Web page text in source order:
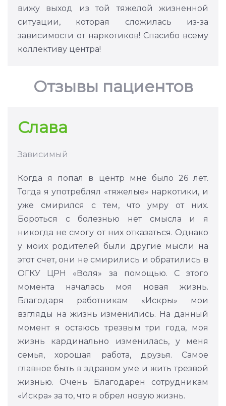
вижу выход из той тяжелой жизненной
ситуации, которая сложилась из-за
зависимости от наркотиков! Спасибо всему
коллективу центра!
Отзывы пациентов
Слава
Зависимый
Когда я попал в центр мне было 26 лет.
Тогда я употреблял «тяжелые» наркотики, и
уже смирился с тем, что умру от них.
Бороться с болезнью нет смысла и я
никогда не смогу от них отказаться. Однако
у моих родителей были другие мысли на
этот счет, они не смирились и обратились в
ОГКУ ЦРН «Воля» за помощью. С этого
момента началась моя новая жизнь.
Благодаря работникам «Искры» мои
взгляды на жизнь изменились. На данный
момент я остаюсь трезвым три года, моя
жизнь кардинально изменилась, у меня
семья, хорошая работа, друзья. Самое
главное быть в здравом уме и жить трезвой
жизнью. Очень Благодарен сотрудникам
«Искра» за то, что я обрел новую жизнь.